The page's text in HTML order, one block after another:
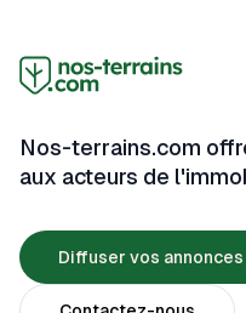
pratiques, des outils et
que votre projet se
Nos-terrains.com
aux acteurs de
Diffuser vos annonces